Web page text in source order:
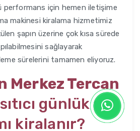
performans için hemen iletişime
makinesi kiralama hizmetimiz
şapın üzerine çok kısa sürede
sağlayarak
sürelerini tamamen eliyoruz.
Merkez Tercan
günlük mü
kiralanır?